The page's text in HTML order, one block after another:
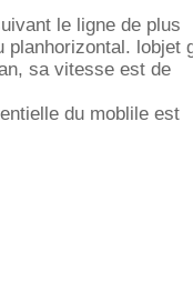
le ligne de plus
planhorizontal. lobjet
sa vitesse est de
du moblile est